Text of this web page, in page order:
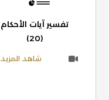
تفسير آيات الأحكام
(20)
شاهد المزيد